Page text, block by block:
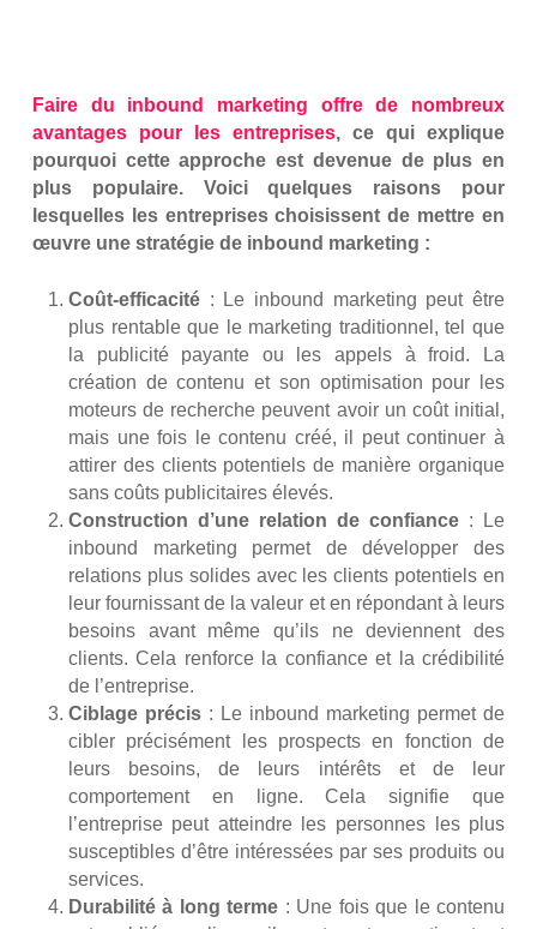
Faire du inbound marketing offre de nombreux
avantages pour les entreprises, ce qui explique
pourquoi cette approche est devenue de plus en
plus populaire. Voici quelques raisons pour
lesquelles les entreprises choisissent de mettre en
œuvre une stratégie de inbound marketing :
Coût-efficacité: Le inbound marketing peut être
plus rentable que le marketing traditionnel, tel que
la publicité payante ou les appels à froid. La
création de contenu et son optimisation pour les
moteurs de recherche peuvent avoir un coût initial,
mais une fois le contenu créé, il peut continuer à
attirer des clients potentiels de manière organique
sans coûts publicitaires élevés.
Construction d’une relation de confiance : Le
inbound marketing permet de développer des
relations plus solides avec les clients potentiels en
leur fournissant de la valeur et en répondant à leurs
besoins avant même qu’ils ne deviennent des
clients. Cela renforce la confiance et la crédibilité
de l’entreprise.
Ciblage précis: Le inbound marketing permet de
cibler précisément les prospects en fonction de
leurs besoins, de leurs intérêts et de leur
comportement en ligne. Cela signifie que
l’entreprise peut atteindre les personnes les plus
susceptibles d’être intéressées par ses produits ou
services.
Durabilité à long terme : Une fois que le contenu